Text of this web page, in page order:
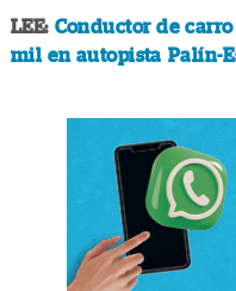
LEE: Conductor de
mil en autopista Palín-